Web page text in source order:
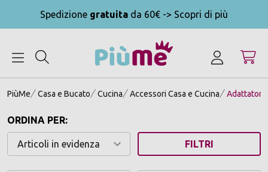
Spedizione gratuita da 60€ -> Scopri di più
PiùMe Casa e Bucato Cucina Accessori Casa e Cucina Adattatori
ORDINA PER:
FILTRI